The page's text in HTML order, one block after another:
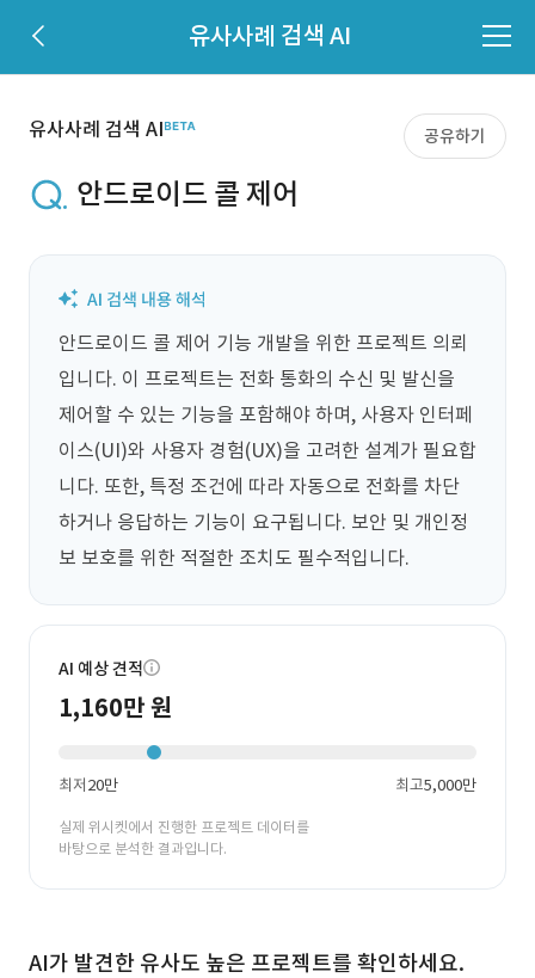
유사사례 검색 AI
유사사례 검색 AI 공유하기
안드로이드 콜 제어
안드로이드 콜 제어 기능 개발을 위한 프로젝트 의뢰
입니다. 이 프로젝트는 전화 통화의 수신 및 발신을
제어할 수 있는 기능을 포함해야 하며, 사용자 인터페
이스(UI)와 사용자 경험(UX)을 고려한 설계가 필요합
니다. 또한, 특정 조건에 따라 자동으로 전화를 차단
하거나 응답하는 기능이 요구됩니다. 보안 및 개인정
보 보호를 위한 적절한 조치도 필수적입니다.
AI 예상 견적
1,160만 원
최저20만 최고5,000만
실제 위시켓에서 진행한 프로젝트 데이터를
바탕으로 분석한 결과입니다.
AI가 발견한 유사도 높은 프로젝트를 확인하세요.